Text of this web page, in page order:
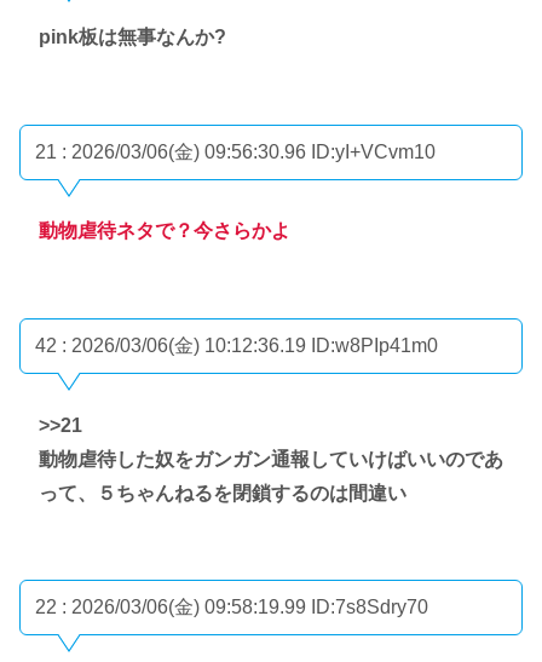
pink板は無事なんか?
21 : 2026/03/06(金) 09:56:30.96 ID:yI+VCvm10
動物虐待ネタで？今さらかよ
42 : 2026/03/06(金) 10:12:36.19 ID:w8PIp41m0
>>21
動物虐待した奴をガンガン通報していけばいいのであ
って、５ちゃんねるを閉鎖するのは間違い
22 : 2026/03/06(金) 09:58:19.99 ID:7s8Sdry70